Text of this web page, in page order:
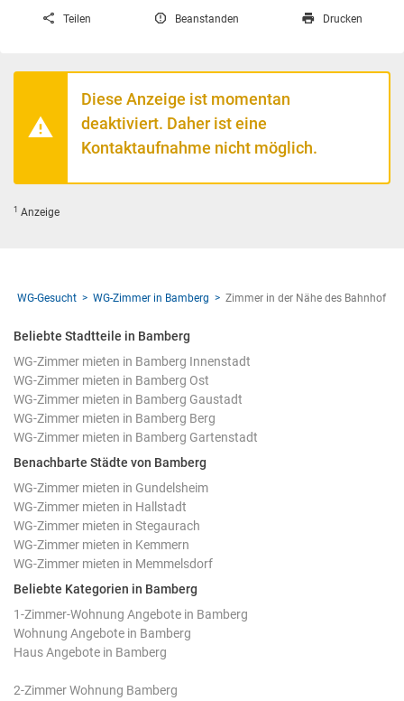
Teilen Beanstanden Drucken
Diese Anzeige ist momentan
deaktiviert. Daher ist eine
Kontaktaufnahme nicht möglich.
1 Anzeige
WG-Gesucht WG-Zimmer in Bamberg Zimmer in der Nähe des Bahnhof
Beliebte Stadtteile in Bamberg
WG-Zimmer mieten in Bamberg Innenstadt
WG-Zimmer mieten in Bamberg Ost
WG-Zimmer mieten in Bamberg Gaustadt
WG-Zimmer mieten in Bamberg Berg
WG-Zimmer mieten in Bamberg Gartenstadt
Benachbarte Städte von Bamberg
WG-Zimmer mieten in Gundelsheim
WG-Zimmer mieten in Hallstadt
WG-Zimmer mieten in Stegaurach
WG-Zimmer mieten in Kemmern
WG-Zimmer mieten in Memmelsdorf
Beliebte Kategorien in Bamberg
1-Zimmer-Wohnung Angebote in Bamberg
Wohnung Angebote in Bamberg
Haus Angebote in Bamberg
2-Zimmer Wohnung Bamberg